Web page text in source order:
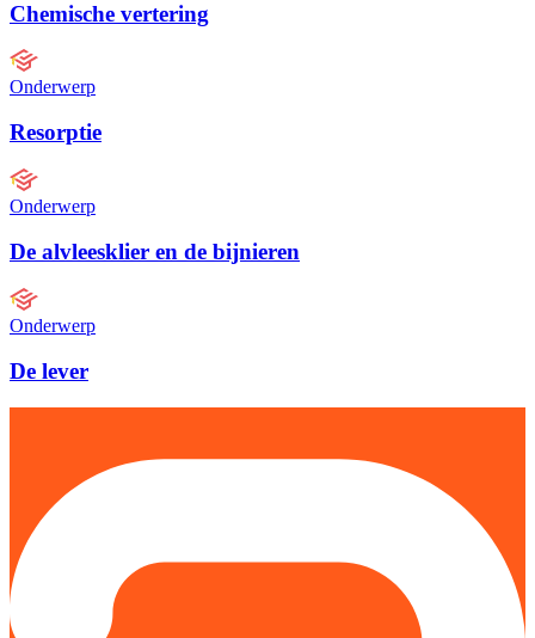
Chemische vertering
Onderwerp
Resorptie
Onderwerp
De alvleesklier en de bijnieren
Onderwerp
De lever